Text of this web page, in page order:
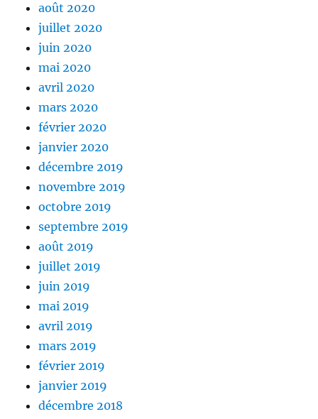
août 2020
juillet 2020
juin 2020
mai 2020
avril 2020
mars 2020
février 2020
janvier 2020
décembre 2019
novembre 2019
octobre 2019
septembre 2019
août 2019
juillet 2019
juin 2019
mai 2019
avril 2019
mars 2019
février 2019
janvier 2019
décembre 2018